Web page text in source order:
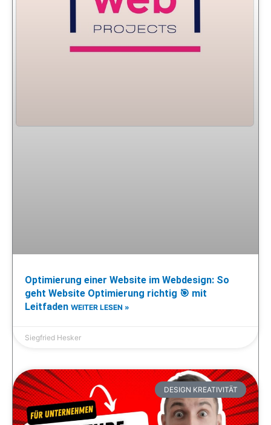
Optimierung einer Website im Webdesign: So
geht Website Optimierung richtig 🎯 mit
Leitfaden WEITER LESEN »
Siegfried Hesker
DESIGN KREATIVITÄT